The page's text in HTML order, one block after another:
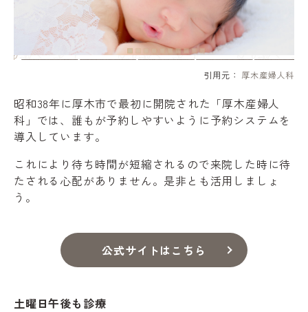
引用元： 厚木産婦人科
昭和38年に厚木市で最初に開院された「厚木産婦人
科」では、誰もが予約しやすいように予約システムを
導入しています。
これにより待ち時間が短縮されるので来院した時に待
たされる心配がありません。是非とも活用しましょ
う。
公式サイトはこちら
土曜日午後も診療